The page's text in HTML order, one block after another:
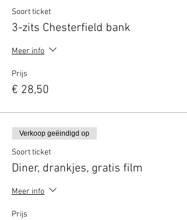
Soort ticket
3-zits Chesterfield bank
Meer info
Prijs
€ 28,50
Verkoop geëindigd op
Soort ticket
Diner, drankjes, gratis film
Meer info
Prijs